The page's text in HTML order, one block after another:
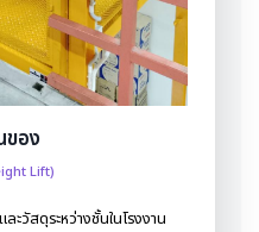
อง
Lift)
ะวัสดุระหว่างชั้นในโรงงาน